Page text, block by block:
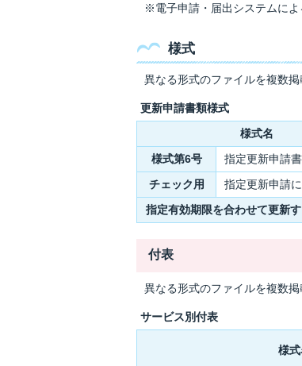
※電子申請・届出システムによ
様式
異なる形式のファイルを複数
更新申請書類様式
様式名
様式第6号
指定更新申請書
チェック用
指定更新申請
指定有効期限を合わせて更新
付表
異なる形式のファイルを複数
サービス別付表
様式